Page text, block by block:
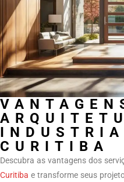
CURITIBA
Descubra as vantagens dos
Curitiba e transforme seus